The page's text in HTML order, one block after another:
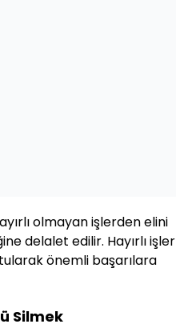
olmayan işlerden elini
delalet edilir. Hayırlı işler
önemli başarılara
Silmek